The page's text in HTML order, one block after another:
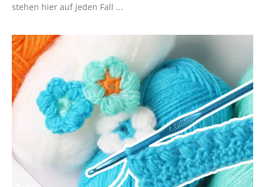
stehen hier auf jeden Fall ...